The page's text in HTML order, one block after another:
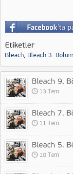
Bleach, Bleach 3.
13 Tem
11 Tem
10 Tem